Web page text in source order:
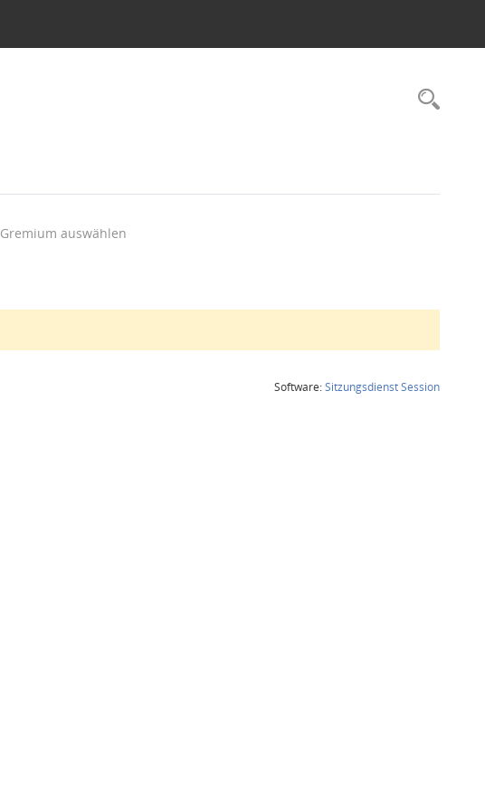
Gremium auswählen
Software:SitzungsdienstSession(Wird in